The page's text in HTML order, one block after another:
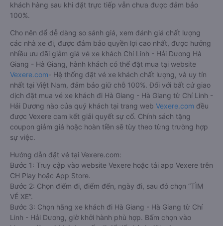
khách hàng sau khi đặt trực tiếp vẫn chưa được đảm bảo
100%.
Cho nên để dễ dàng so sánh giá, xem đánh giá chất lượng
các nhà xe đi, được đảm bảo quyền lợi cao nhất, được hưởng
nhiều ưu đãi giảm giá vé xe khách Chí Linh - Hải Dương Hà
Giang - Hà Giang, hành khách có thể đặt mua tại website
Vexere.com- Hệ thống đặt vé xe khách chất lượng, và uy tín
nhất tại Việt Nam, đảm bảo giữ chỗ 100%. Đối với bất cứ giao
dịch đặt mua vé xe khách đi Hà Giang - Hà Giang từ Chí Linh -
Hải Dương nào của quý khách tại trang web Vexere.com đều
được Vexere cam kết giải quyết sự cố. Chính sách tặng
coupon giảm giá hoặc hoàn tiền sẽ tùy theo từng trường hợp
sự việc.
Hướng dẫn đặt vé tại Vexere.com:
Bước 1: Truy cập vào website Vexere hoặc tải app Vexere trên
CH Play hoặc App Store.
Bước 2: Chọn điểm đi, điểm đến, ngày đi, sau đó chọn “TÌM
VÉ XE”.
Bước 3: Chọn hãng xe khách đi Hà Giang - Hà Giang từ Chí
Linh - Hải Dương, giờ khởi hành phù hợp. Bấm chọn vào